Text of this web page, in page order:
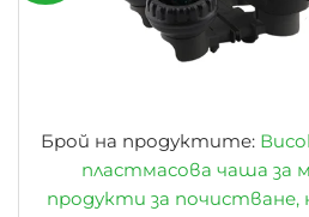
Брой на продуктите:
пластмасова чаша за
продукти за почистване,